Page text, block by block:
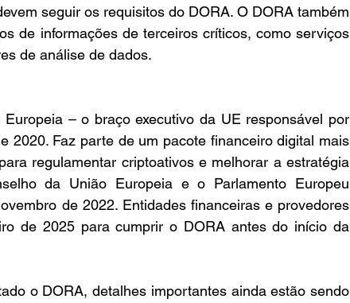
seguir os requisitos do DORA. O DORA também
de informações de terceiros críticos, como serviços
de análise de dados.
– o braço executivo da UE responsável por
2020. Faz parte de um pacote financeiro digital mais
regulamentar criptoativos e melhorar a estratégia
da União Europeia e o Parlamento Europeu
de 2022. Entidades financeiras e provedores
de 2025 para cumprir o DORA antes do início da
o DORA, detalhes importantes ainda estão sendo